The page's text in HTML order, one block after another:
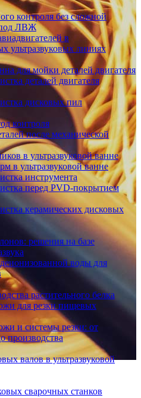
контроля без сложной
под ЛВЖ
в
ультразвуковых линиях
для мойки деталей двигателя
деталей двигателя
дисковых пил
контроля
после механической
в ультразвуковой ванне
в ультразвуковой ванне
инструмента
перед PVD-покрытием
керамических дисковых
решения на базе
воды для
растительного белка
для резки пищевых
и системы резки: от
производства
валов в ультразвуковой
сварочных станков